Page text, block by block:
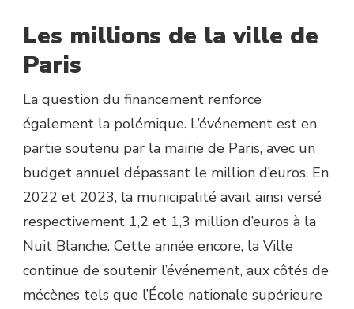
Les millions de la ville de
Paris
La question du financement renforce
également la polémique. L’événement est en
partie soutenu par la mairie de Paris, avec un
budget annuel dépassant le million d’euros. En
2022 et 2023, la municipalité avait ainsi versé
respectivement 1,2 et 1,3 million d’euros à la
Nuit Blanche. Cette année encore, la Ville
continue de soutenir l’événement, aux côtés de
mécènes tels que l’École nationale supérieure